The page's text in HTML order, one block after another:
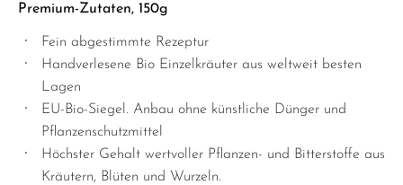
Premium-Zutaten, 150g
Fein abgestimmte Rezeptur
Handverlesene Bio Einzelkräuter aus weltweit besten
Lagen
EU-Bio-Siegel. Anbau ohne künstliche Dünger und
Pflanzenschutzmittel
Höchster Gehalt wertvoller Pflanzen- und Bitterstoffe aus
Kräutern, Blüten und Wurzeln.